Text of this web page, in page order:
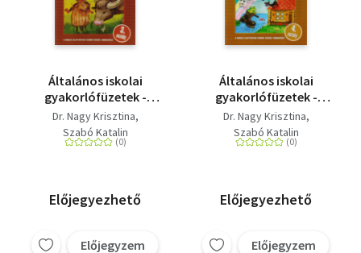
Általános iskolai
gyakorlófüzetek -
Írás-helyesírás 3.
osztály
Dr. Nagy Krisztina
Szabó Katalin
Előjegyezhető
Előjegyzem
Általános iskolai
gyakorlófüzetek -
Írás-helyesírás 4.
osztály
Dr. Nagy Krisztina
Szabó Katalin
Előjegyezhető
Előjegyzem